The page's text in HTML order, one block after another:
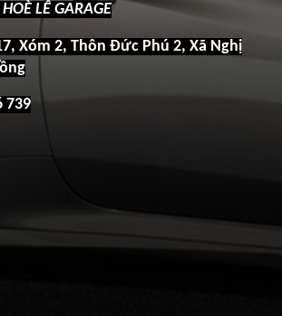
LÊ GARAGE
Xóm 2, Thôn Đức Phú 2, Xã Nghị
739